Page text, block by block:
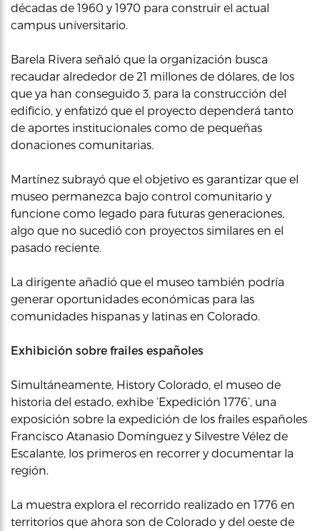
décadas de 1960 y 1970 para construir el actual
campus universitario.
Barela Rivera señaló que la organización busca
recaudar alrededor de 21 millones de dólares, de los
que ya han conseguido 3, para la construcción del
edificio, y enfatizó que el proyecto dependerá tanto
de aportes institucionales como de pequeñas
donaciones comunitarias.
Martínez subrayó que el objetivo es garantizar que el
museo permanezca bajo control comunitario y
funcione como legado para futuras generaciones,
algo que no sucedió con proyectos similares en el
pasado reciente.
La dirigente añadió que el museo también podría
generar oportunidades económicas para las
comunidades hispanas y latinas en Colorado.
Exhibición sobre frailes españoles
Simultáneamente, History Colorado, el museo de
historia del estado, exhibe ‘Expedición 1776’, una
exposición sobre la expedición de los frailes españoles
Francisco Atanasio Domínguez y Silvestre Vélez de
Escalante, los primeros en recorrer y documentar la
región.
La muestra explora el recorrido realizado en 1776 en
territorios que ahora son de Colorado y del oeste de